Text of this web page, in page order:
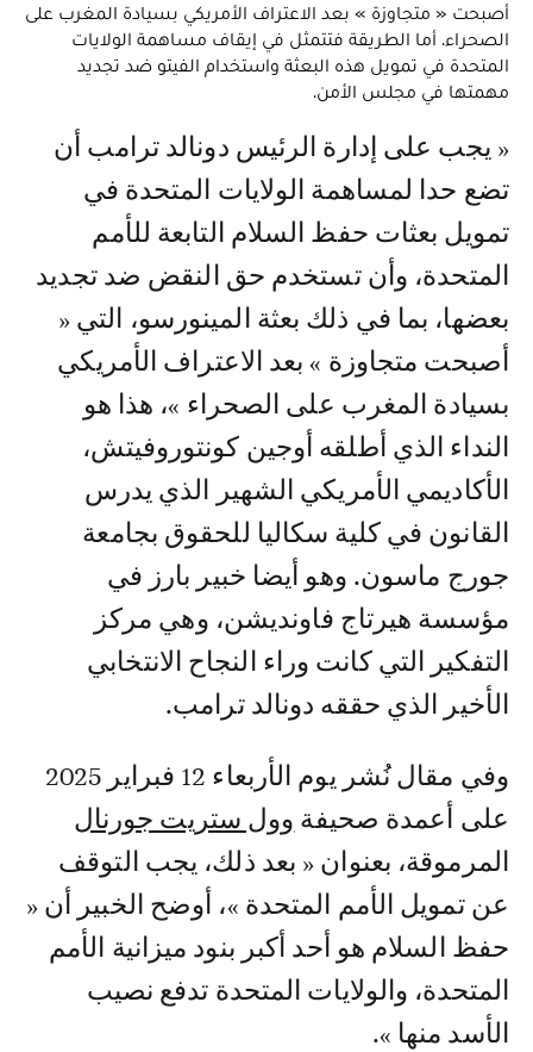
أصبحت « متجاوزة » بعد الاعتراف الأمريكي بسيادة المغرب على
الصحراء. أما الطريقة فتتمثل في إيقاف مساهمة الولايات
المتحدة في تمويل هذه البعثة واستخدام الفيتو ضد تجديد
مهمتها في مجلس الأمن.
« يجب على إدارة الرئيس دونالد ترامب أن
تضع حدا لمساهمة الولايات المتحدة في
تمويل بعثات حفظ السلام التابعة للأمم
المتحدة، وأن تستخدم حق النقض ضد تجديد
بعضها، بما في ذلك بعثة المينورسو، التي «
أصبحت متجاوزة » بعد الاعتراف الأمريكي
بسيادة المغرب على الصحراء »، هذا هو
النداء الذي أطلقه أوجين كونتوروفيتش،
الأكاديمي الأمريكي الشهير الذي يدرس
القانون في كلية سكاليا للحقوق بجامعة
جورج ماسون. وهو أيضا خبير بارز في
مؤسسة هيرتاج فاونديشن، وهي مركز
التفكير التي كانت وراء النجاح الانتخابي
الأخير الذي حققه دونالد ترامب.
وفي مقال نُشر يوم الأربعاء 12 فبراير 2025
على أعمدة صحيفة وول ستريت جورنال
المرموقة، بعنوان « بعد ذلك، يجب التوقف
عن تمويل الأمم المتحدة »، أوضح الخبير أن «
حفظ السلام هو أحد أكبر بنود ميزانية الأمم
المتحدة، والولايات المتحدة تدفع نصيب
الأسد منها ».